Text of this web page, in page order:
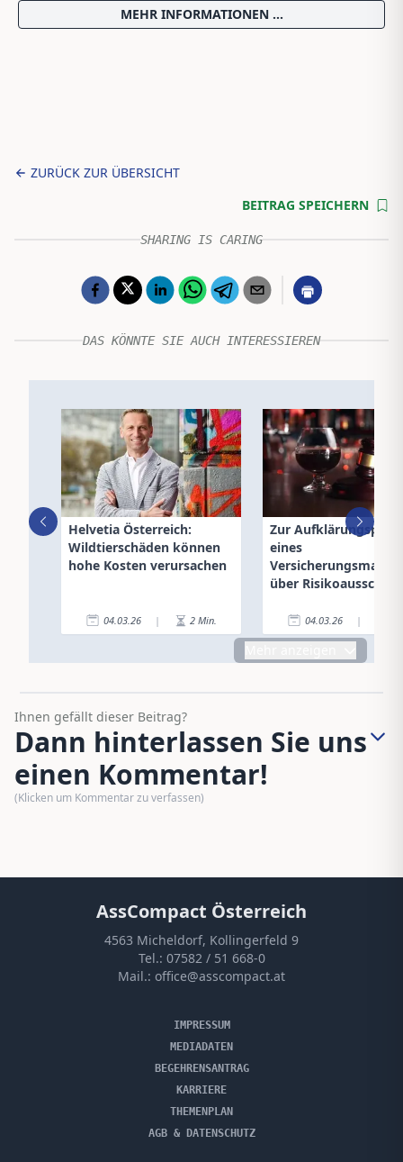
MEHR INFORMATIONEN ...
ZURÜCK ZUR ÜBERSICHT
BEITRAG SPEICHERN
SHARING IS CARING
DAS KÖNNTE SIE AUCH INTERESSIEREN
Helvetia Österreich:
Wildtierschäden können
hohe Kosten verursachen
04.03.26 | 2 Min.
Zur
eines
über
04.03.26 |
Ihnen gefällt dieser Beitrag?
Dann hinterlassen Sie uns
einen Kommentar!
(Klicken um Kommentar zu verfassen)
AssCompact Österreich
4563 Micheldorf, Kollingerfeld 9
Tel.: 07582 / 51 668-0
Mail.: office@asscompact.at
IMPRESSUM
MEDIADATEN
BEGEHRENSANTRAG
KARRIERE
THEMENPLAN
AGB & DATENSCHUTZ